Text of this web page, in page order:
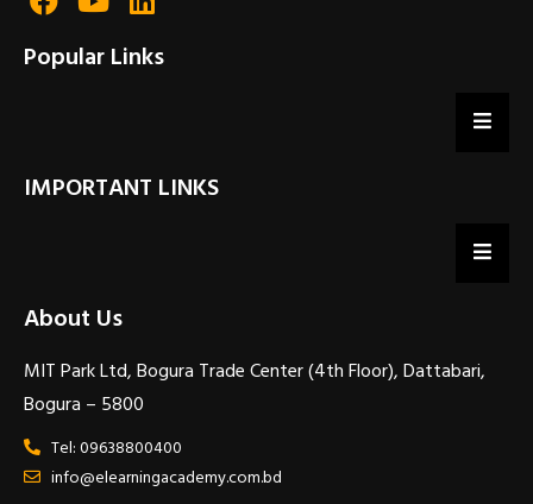
Popular Links
IMPORTANT LINKS
About Us
MIT Park Ltd, Bogura Trade Center (4th Floor), Dattabari,
Bogura – 5800
Tel: 09638800400
info@elearningacademy.com.bd